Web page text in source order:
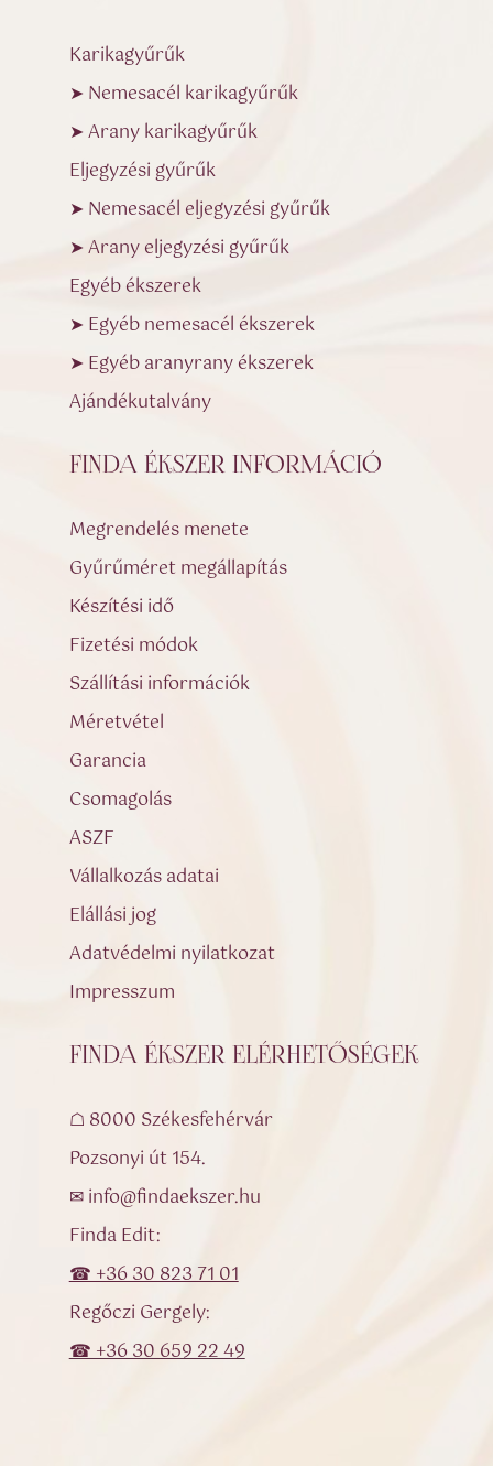
Karikagyűrűk
➤ Nemesacél karikagyűrűk
➤ Arany karikagyűrűk
Eljegyzési gyűrűk
➤ Nemesacél eljegyzési gyűrűk
➤ Arany eljegyzési gyűrűk
Egyéb ékszerek
➤ Egyéb nemesacél ékszerek
➤ Egyéb aranyrany ékszerek
Ajándékutalvány
FINDA ÉKSZER INFORMÁCIÓ
Megrendelés menete
Gyűrűméret megállapítás
Készítési idő
Fizetési módok
Szállítási információk
Méretvétel
Garancia
Csomagolás
ASZF
Vállalkozás adatai
Elállási jog
Adatvédelmi nyilatkozat
Impresszum
FINDA ÉKSZER ELÉRHETŐSÉGEK
☖ 8000 Székesfehérvár
Pozsonyi út 154.
✉ info@findaekszer.hu
Finda Edit:
☎ +36 30 823 71 01
Regőczi Gergely:
☎ +36 30 659 22 49